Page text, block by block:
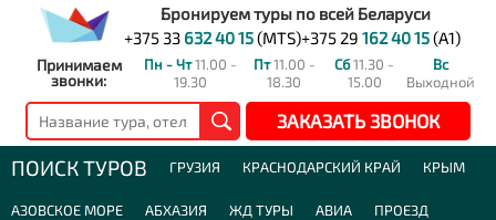
Бронируем туры по всей Беларуси
+375 33 632 40 15(MTS)+375 29 162 40 15(A1)
Принимаем
звонки:
Пн - Чт11.00 -
19.30
Пт11.00 -
18.30
Сб11.30 -
15.00
Вс
Выходной
ЗАКАЗАТЬ ЗВОНОК
ПОИСК ТУРОВ ГРУЗИЯ КРАСНОДАРСКИЙ КРАЙ КРЫМ
АЗОВСКОЕ МОРЕ АБХАЗИЯ ЖД ТУРЫ АВИА ПРОЕЗД